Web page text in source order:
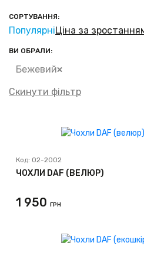
СОРТУВАННЯ:
ПопулярніЦіна за
ВИ ОБРАЛИ:
Бежевий
Скинути фільтр
Код: 02-2002
ЧОХЛИ DAF (ВЕЛЮР)
1 950 ГРН